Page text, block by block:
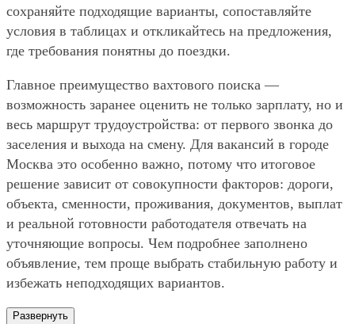
сохраняйте подходящие варианты, сопоставляйте
условия в таблицах и откликайтесь на предложения,
где требования понятны до поездки.
Главное преимущество вахтового поиска —
возможность заранее оценить не только зарплату, но и
весь маршрут трудоустройства: от первого звонка до
заселения и выхода на смену. Для вакансий в городе
Москва это особенно важно, потому что итоговое
решение зависит от совокупности факторов: дороги,
объекта, сменности, проживания, документов, выплат
и реальной готовности работодателя отвечать на
уточняющие вопросы. Чем подробнее заполнено
объявление, тем проще выбрать стабильную работу и
избежать неподходящих вариантов.
Развернуть